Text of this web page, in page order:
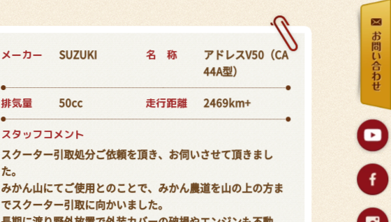
メーカー SUZUKI 名 称 アドレスV50（CA
44A型）
排気量 50cc 走行距離 2469km+
スタッフコメント
スクーター引取処分ご依頼を頂き、お伺いさせて頂きまし
た。
みかん山にてご使用とのことで、みかん農道を山の上の方ま
でスクーター引取に向かいました。